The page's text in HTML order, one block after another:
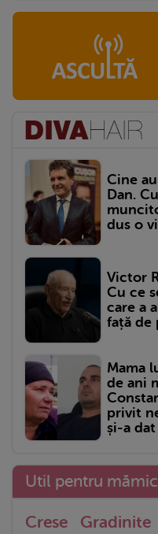
Cine
Dan.
dus o
Victor
Cu ce
care a
față de
Mama
de ani
privit
și-a
Util pentru
Crese Gradinite